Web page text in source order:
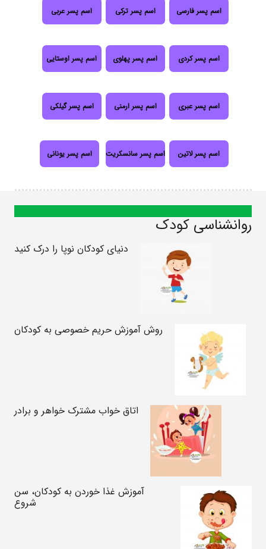
اسم پسر فارسی اسم پسر ترکی اسم پسر عربی
اسم پسر کردی اسم پسر پهلوی اسم پسر اوستایی
اسم پسر عبری اسم پسر ارمنی اسم پسر گیلکی
اسم پسر لاتین اسم پسر سانسکریت اسم پسر یونانی
روانشناسی کودک
دنیای کودکان نوپا را درک کنید
روش آموزش حریم خصوصی به کودکان
اتاق خواب مشترک خواهر و برادر
آموزش غذا خوردن به کودکان، سن
شروع